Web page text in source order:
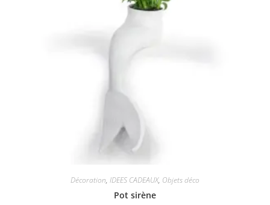
Décoration, IDEES CADEAUX, Objets déco
Pot sirène